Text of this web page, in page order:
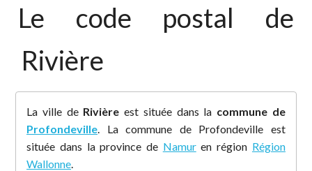
Le code postal de
Rivière
La ville de Rivière est située dans la commune de
Profondeville . La commune de Profondeville est
située dans la province de Namuren région Région
Wallonne